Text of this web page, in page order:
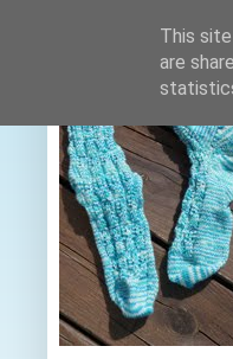
This
are